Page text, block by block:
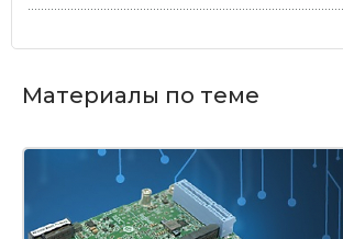
Материалы по теме